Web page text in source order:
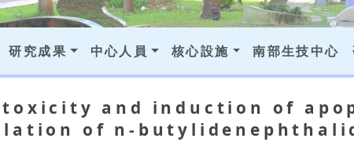
研究成果 中心人員 核心設施 南部生技中心
and induction of
of n-